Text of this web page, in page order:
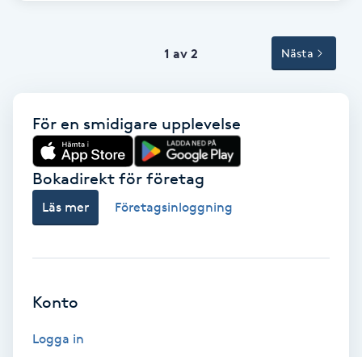
Vinyasa Yoga
Yin Yoga
1 av 2 Nästa
För en smidigare upplevelse
Bokadirekt för företag
Läs mer Företagsinloggning
Konto
Logga in